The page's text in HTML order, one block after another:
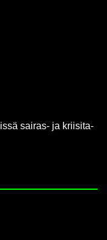
sairas-​ ja krii­si­ta­